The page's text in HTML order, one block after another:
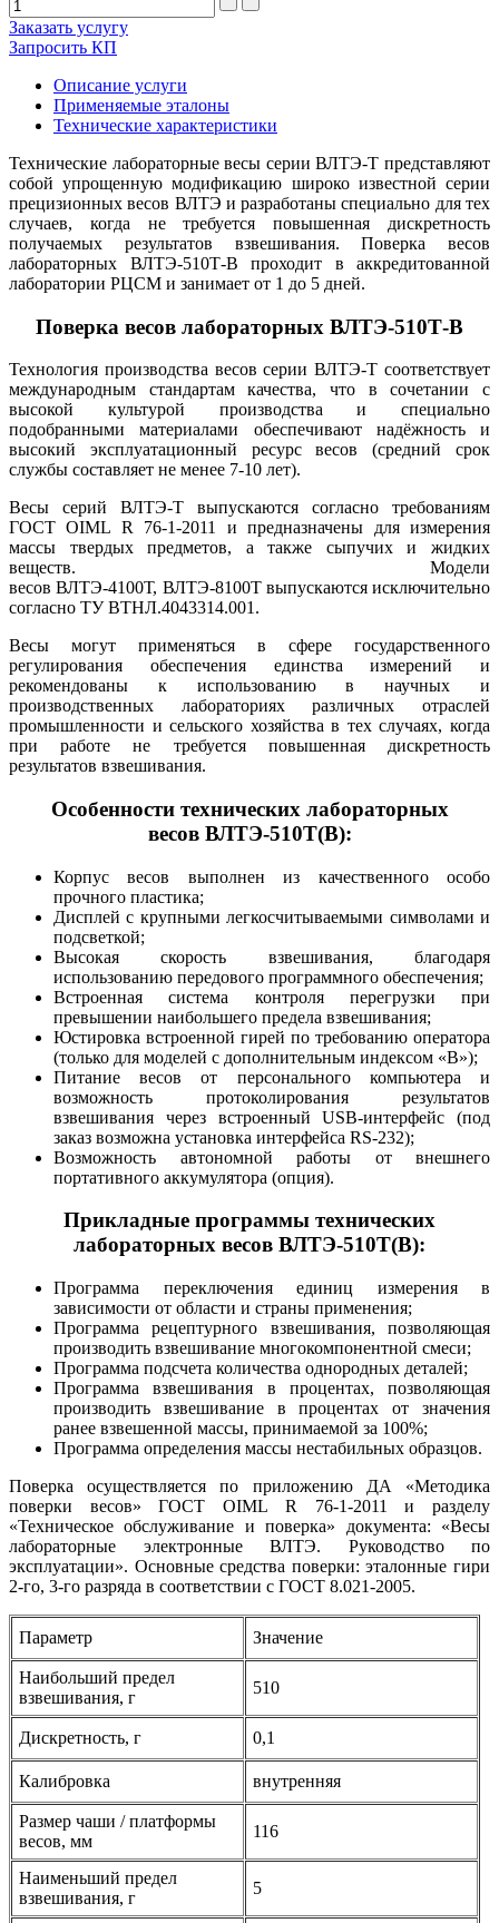
Заказать услугу
Запросить КП
Описание услуги
Применяемые эталоны
Технические характеристики
Технические лабораторные весы серии ВЛТЭ-Т представляют
собой упрощенную модификацию широко известной серии
прецизионных весов ВЛТЭ и разработаны специально для тех
случаев, когда не требуется повышенная дискретность
получаемых результатов взвешивания. Поверка весов
лабораторных ВЛТЭ-510Т-В проходит в аккредитованной
лаборатории РЦСМ и занимает от 1 до 5 дней.
Поверка весов лабораторных ВЛТЭ-510Т-В
Технология производства весов серии ВЛТЭ-Т соответствует
международным стандартам качества, что в сочетании с
высокой культурой производства и специально
подобранными материалами обеспечивают надёжность и
высокий эксплуатационный ресурс весов (средний срок
службы составляет не менее 7-10 лет).
Весы серий ВЛТЭ-Т выпускаются согласно требованиям
ГОСТ OIML R 76-1-2011 и предназначены для измерения
массы твердых предметов, а также сыпучих и жидких
веществ. Модели
весов ВЛТЭ-4100Т, ВЛТЭ-8100Т выпускаются исключительно
согласно ТУ ВТНЛ.4043314.001.
Весы могут применяться в сфере государственного
регулирования обеспечения единства измерений и
рекомендованы к использованию в научных и
производственных лабораториях различных отраслей
промышленности и сельского хозяйства в тех случаях, когда
при работе не требуется повышенная дискретность
результатов взвешивания.
Особенности технических лабораторных
весов ВЛТЭ-510Т(В):
Корпус весов выполнен из качественного особо
прочного пластика;
Дисплей с крупными легкосчитываемыми символами и
подсветкой;
Высокая скорость взвешивания, благодаря
использованию передового программного обеспечения;
Встроенная система контроля перегрузки при
превышении наибольшего предела взвешивания;
Юстировка встроенной гирей по требованию оператора
(только для моделей с дополнительным индексом «В»);
Питание весов от персонального компьютера и
возможность протоколирования результатов
взвешивания через встроенный USB-интерфейс (под
заказ возможна установка интерфейса RS-232);
Возможность автономной работы от внешнего
портативного аккумулятора (опция).
Прикладные программы технических
лабораторных весов ВЛТЭ-510Т(В):
Программа переключения единиц измерения в
зависимости от области и страны применения;
Программа рецептурного взвешивания, позволяющая
производить взвешивание многокомпонентной смеси;
Программа подсчета количества однородных деталей;
Программа взвешивания в процентах, позволяющая
производить взвешивание в процентах от значения
ранее взвешенной массы, принимаемой за 100%;
Программа определения массы нестабильных образцов.
Поверка осуществляется по приложению ДА «Методика
поверки весов» ГОСТ OIML R 76-1-2011 и разделу
«Техническое обслуживание и поверка» документа: «Весы
лабораторные электронные ВЛТЭ. Руководство по
эксплуатации». Основные средства поверки: эталонные гири
2-го, 3-го разряда в соответствии с ГОСТ 8.021-2005.
Параметр Значение
Наибольший предел
взвешивания, г
510
Дискретность, г 0,1
Калибровка внутренняя
Размер чаши / платформы
весов, мм
116
Наименьший предел
взвешивания, г
5